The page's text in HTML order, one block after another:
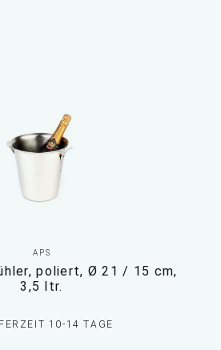
APS
poliert, Ø 21 / 15 cm,
3,5 ltr.
10-14 TAGE